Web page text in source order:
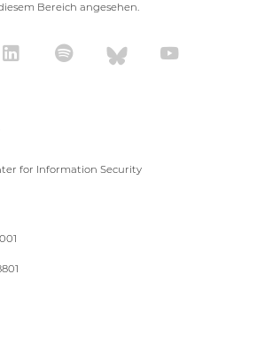
Bereich angesehen.
for Information Security